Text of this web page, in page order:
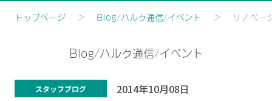
トップページ Blog/ハルク通信/イベント リノベー
Blog/ハルク通信/イベント
スタッフブログ 2014年10月08日